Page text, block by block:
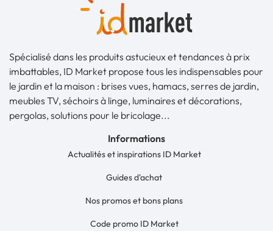
Spécialisé dans les produits astucieux et tendances à prix
imbattables, ID Market propose tous les indispensables pour
le jardin et la maison : brises vues, hamacs, serres de jardin,
meubles TV, séchoirs à linge, luminaires et décorations,
pergolas, solutions pour le bricolage...
Informations
Actualités et inspirations ID Market
Guides d'achat
Nos promos et bons plans
Code promo ID Market